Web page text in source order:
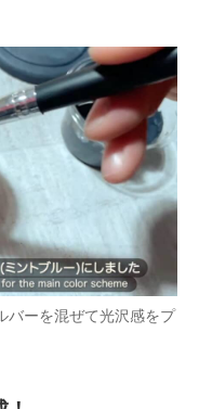
バーを混ぜて光沢感をプ